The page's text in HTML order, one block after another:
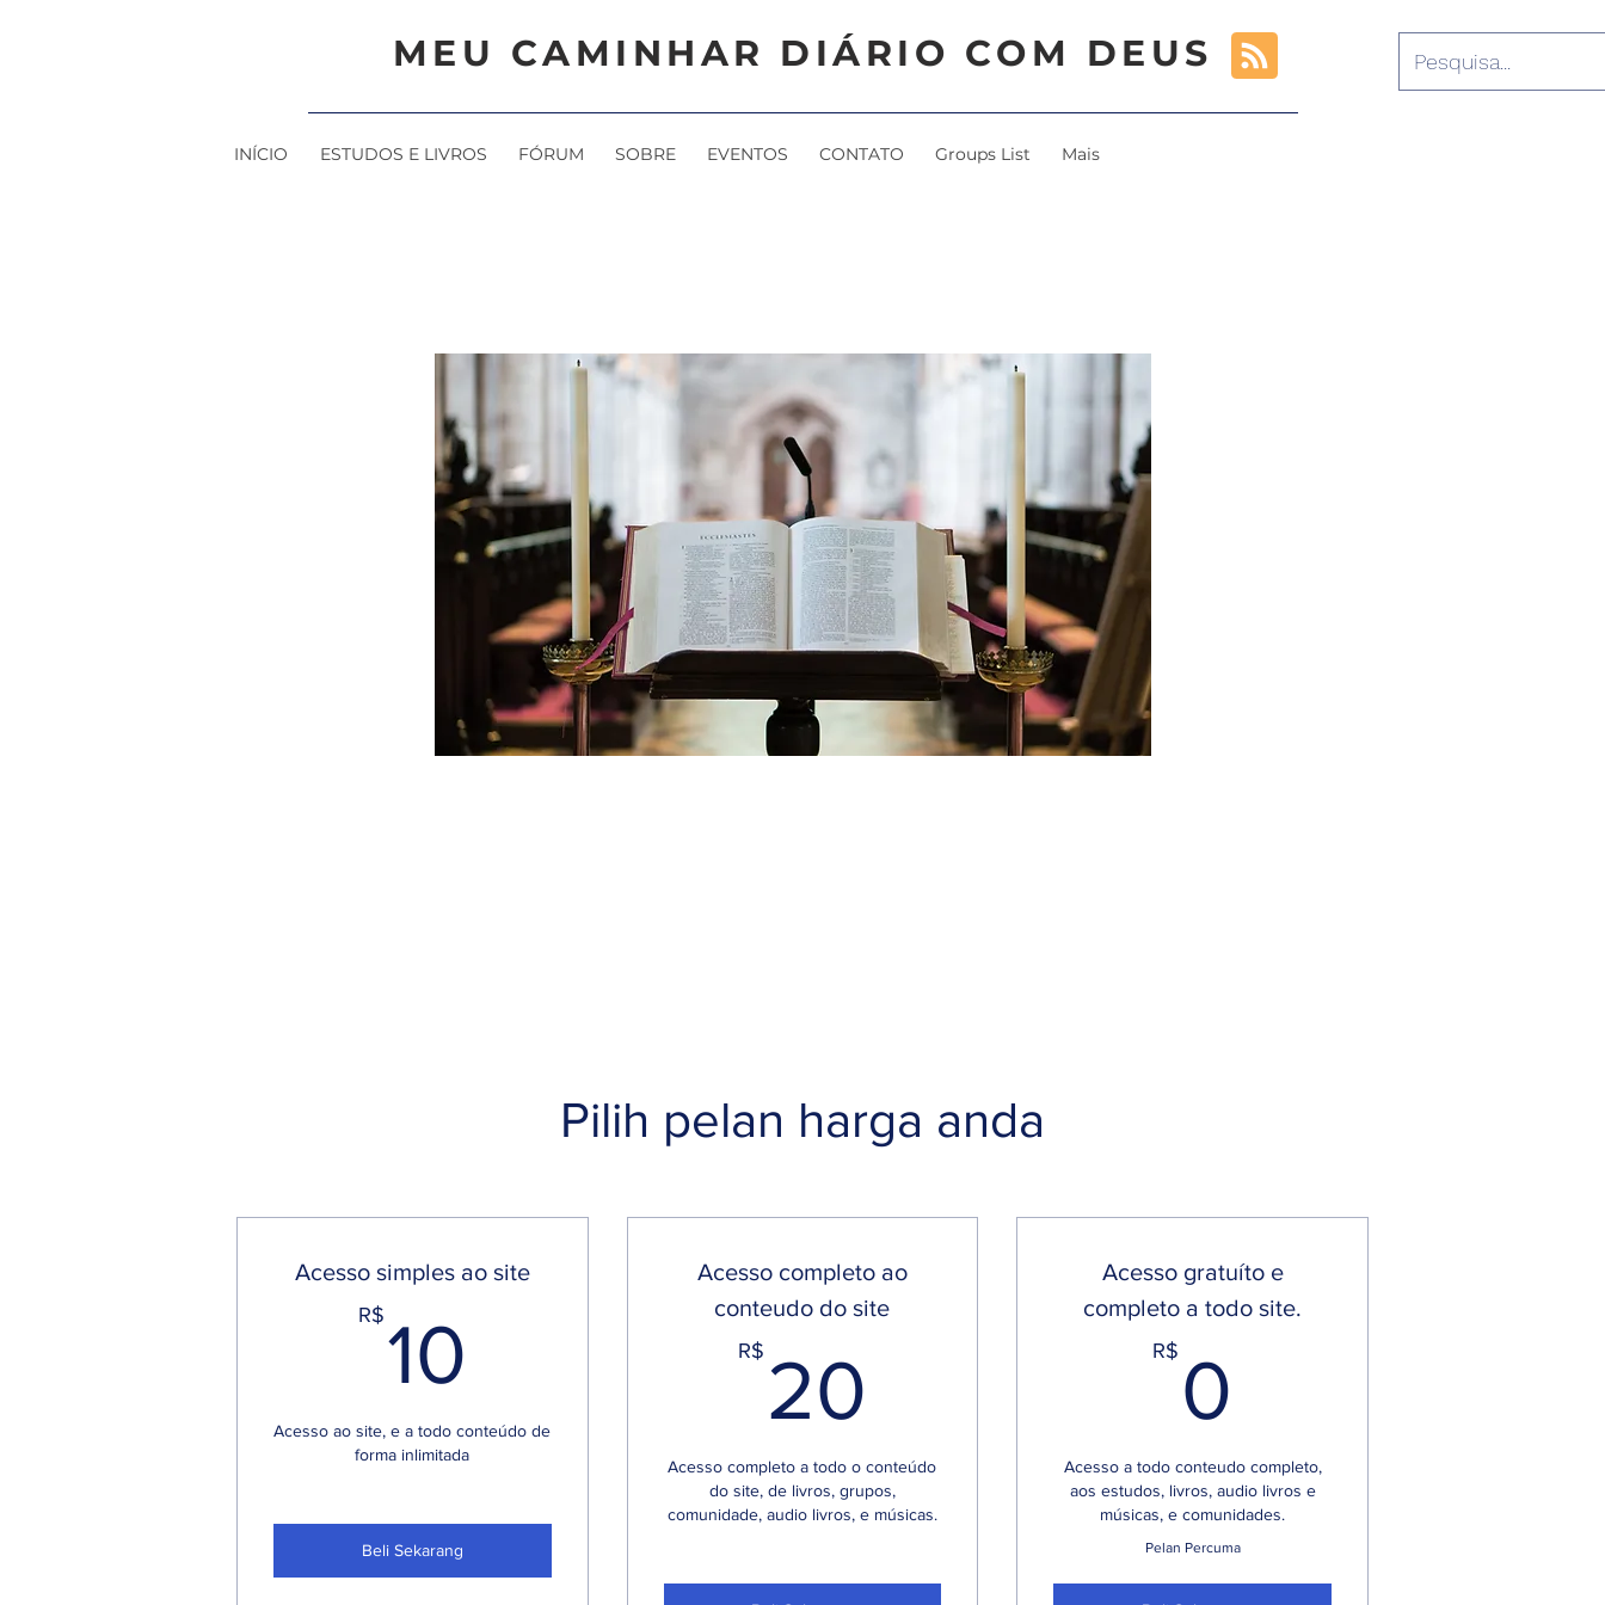
MEU CAMINHAR DIÁRIO COM DEUS
INÍCIO ESTUDOS E LIVROS FÓRUM SOBRE EVENTOS CONTATO Groups List Mais
Pilih pelan harga anda
Acesso simples ao site
R$ 10
Acesso ao site, e a todo conteúdo de
forma inlimitada
Beli Sekarang
Acesso completo ao
conteudo do site
R$ 20
Acesso completo a todo o conteúdo
do site, de livros, grupos,
comunidade, audio livros, e músicas.
Acesso gratuíto e
completo a todo site.
R$ 0
Acesso a todo conteudo completo,
aos estudos, livros, audio livros e
músicas, e comunidades.
Pelan Percuma